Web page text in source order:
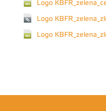
Logo
Logo
Logo